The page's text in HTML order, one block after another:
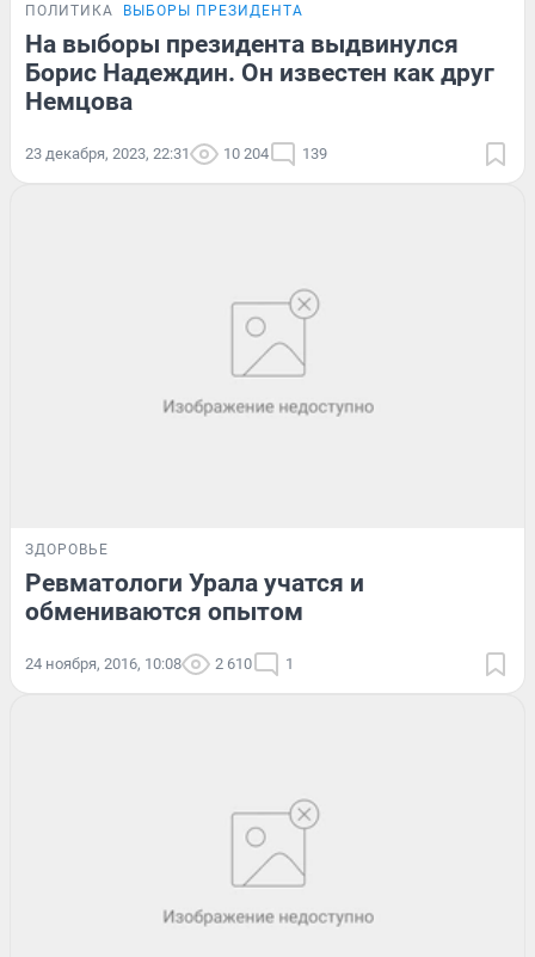
ПОЛИТИКА ВЫБОРЫ ПРЕЗИДЕНТА
На выборы президента выдвинулся
Борис Надеждин. Он известен как друг
Немцова
23 декабря, 2023, 22:31 10 204 139
ЗДОРОВЬЕ
Ревматологи Урала учатся и
обмениваются опытом
24 ноября, 2016, 10:08 2 610 1